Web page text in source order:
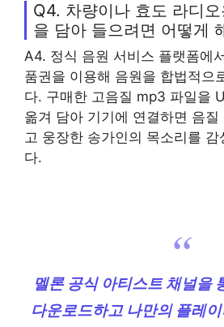
Q4. 차량이나 효도 라디
을 담아 들으려면 어떻게
A4. 정식 음원 서비스 플랫폼에
품권을 이용해 음원을 합법적으
다. 구매한 고음질 mp3 파일을
옮겨 담아 기기에 연결하면 음
고 웅장한 송가인의 목소리를 감
다.
멜론 공식 아티스트 채널을
다운로드하고 나만의 플레